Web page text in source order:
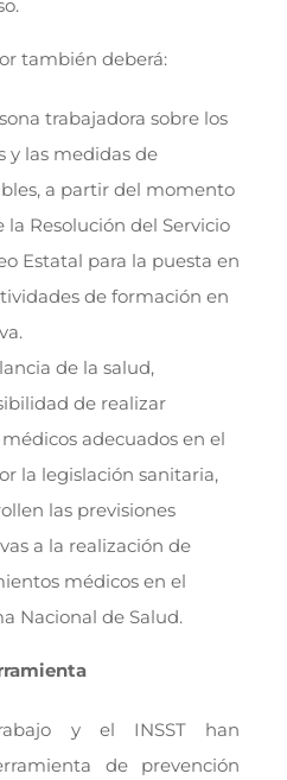
también deberá:
trabajadora sobre los
y las medidas de
a partir del momento
la Resolución del Servicio
Estatal para la puesta en
de formación en
de la salud,
de realizar
adecuados en el
la legislación sanitaria,
las previsiones
a la realización de
médicos en el
Nacional de Salud.
y el INSST han
de prevención